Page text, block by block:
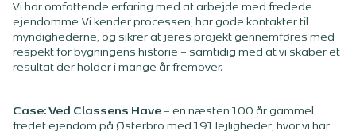
Vi har omfattende erfaring med at arbejde med fredede
ejendomme. Vi kender processen, har gode kontakter til
myndighederne, og sikrer at jeres projekt gennemføres med
respekt for bygningens historie – samtidig med at vi skaber et
resultat der holder i mange år fremover.
Case: Ved Classens Have – en næsten 100 år gammel
fredet ejendom på Østerbro med 191 lejligheder, hvor vi har